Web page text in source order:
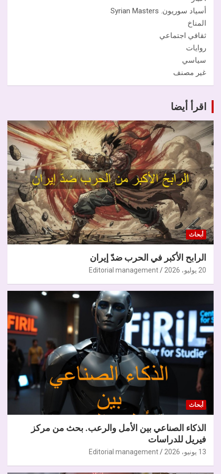
أسياد سوريون. Syrian Masters
المناخ
ثقافي اجتماعي
روايات
سياسي
غير مصنف
اقرأ أيضا
أبحاث
الرابح الأكبر في الحرب ضدّ إيران
20 يوليو، 2026 Editorial management
أبحاث
الذكاء الصناعي بين الأمل والرعب. بحث من مركز
فيريل للدراسات
13 يونيو، 2026 Editorial management